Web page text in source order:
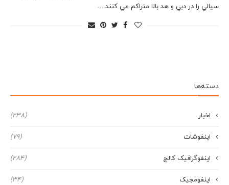
سيالي را در دبي و هد بالا متراكم مي كنند.…
دسته‌ها
اخبار (238)
اینفوشات (79)
اینفوگرافیک کالج (284)
اینفومجیک (34)